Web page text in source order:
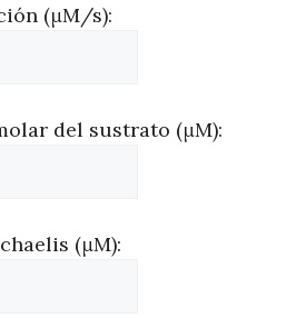
(μM/s):
del sustrato (μM):
(μM):